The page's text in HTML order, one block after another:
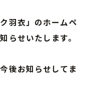
羽衣」のホームペ
らせいたします。
後お知らせしてま